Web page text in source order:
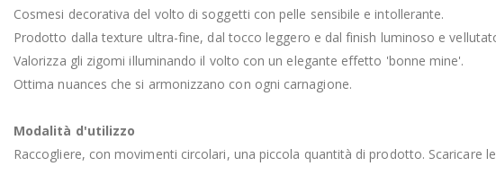
Cosmesi decorativa del volto di soggetti con pelle sensibile e intollerante.
Prodotto dalla texture ultra-fine, dal tocco leggero e dal finish luminoso e
Valorizza gli zigomi illuminando il volto con un elegante effetto 'bonne mine'.
Ottima nuances che si armonizzano con ogni carnagione.
Modalità d'utilizzo
Raccogliere, con movimenti circolari, una piccola quantità di prodotto. Scaricare